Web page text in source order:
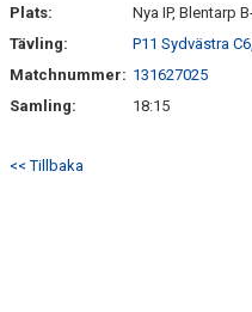
LAGET
GÄSTBOK
Plats:
Nya IP, Blentarp
Tävling:
P11 Sydvästra
Matchnummer: 131627025
Samling:
18:15
<< Tillbaka